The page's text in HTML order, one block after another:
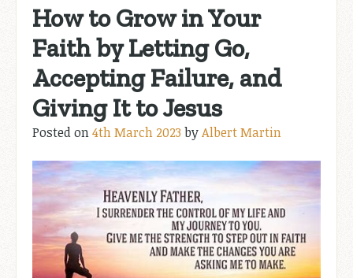
How to Grow in Your
Faith by Letting Go,
Accepting Failure, and
Giving It to Jesus
Posted on4th March 2023 byAlbert Martin